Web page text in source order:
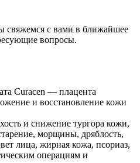
свяжемся с вами в ближайшее
вопросы.
Curacen — плацента
и восстановление кожи
и снижение тургора кожи,
морщины, дряблость,
лица, жирная кожа, псориаз,
операциям и